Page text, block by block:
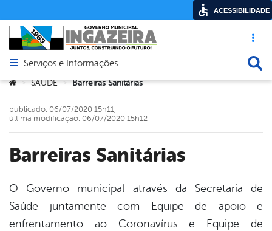
Acesso
Abrir menu principal de navegação
Serviços e Informações
Você está aqui:
> SAÚDE > Barreiras Sanitárias
Barreiras Sanitárias
publicado: 06/07/2020 15h11,
última modificação: 06/07/2020 15h12
O Governo municipal através da Secretaria de
Saúde juntamente com Equipe de apoio e
enfrentamento ao Coronavírus e Equipe de
ACESSIBILIDADE